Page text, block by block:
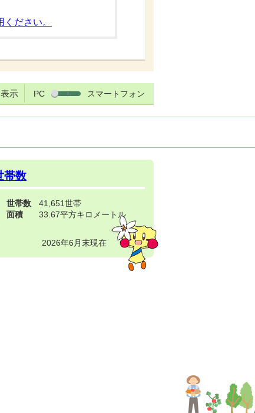
ださい。
表示 PC スマートフォン
帯数
世帯数
41,651世帯
面積
33.67平方キロメートル
2026年6月末現在